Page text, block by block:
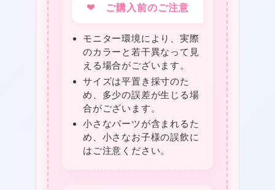
❤ ご購入前のご注意
モニター環境により、実際
のカラーと若干異なって見
える場合がございます。
サイズは平置き採寸のた
め、多少の誤差が生じる場
合がございます。
小さなパーツが含まれるた
め、小さなお子様の誤飲に
はご注意ください。